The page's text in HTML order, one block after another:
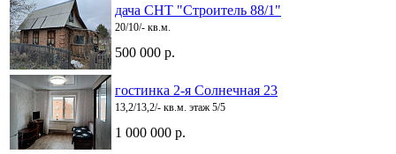
дача СНТ "Строитель 88/1"
20/10/- кв.м.
500 000 р.
гостинка 2-я Солнечная 23
13,2/13,2/- кв.м. этаж 5/5
1 000 000 р.